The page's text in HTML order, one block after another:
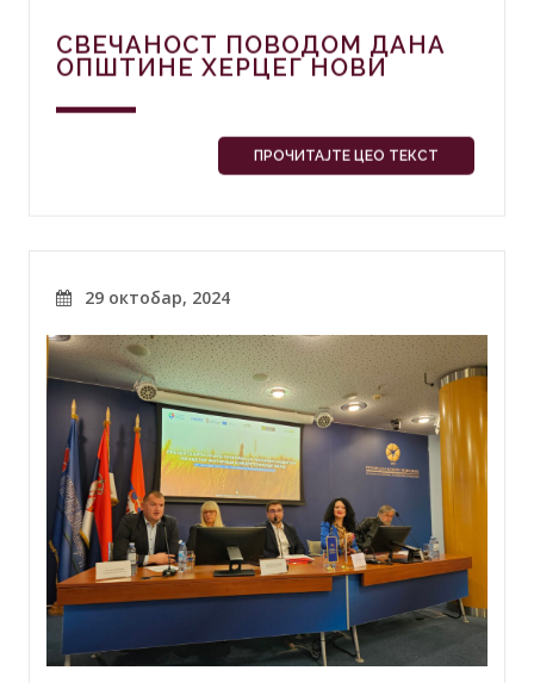
СВЕЧАНОСТ ПОВОДОМ ДАНА
ОПШТИНЕ ХЕРЦЕГ НОВИ
ПРОЧИТАЈТЕ ЦЕО ТЕКСТ
29 октобар, 2024